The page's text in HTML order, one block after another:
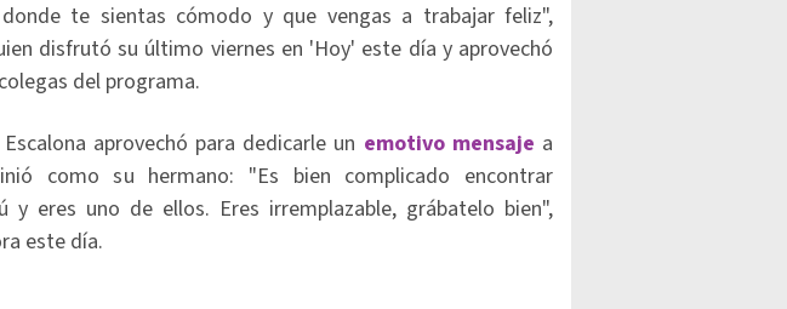
te sientas cómodo y que vengas a trabajar feliz",
disfrutó su último viernes en 'Hoy' este día y aprovechó
del programa.
aprovechó para dedicarle un emotivo mensaje a
como su hermano: "Es bien complicado encontrar
y eres uno de ellos. Eres irremplazable, grábatelo bien",
este día.